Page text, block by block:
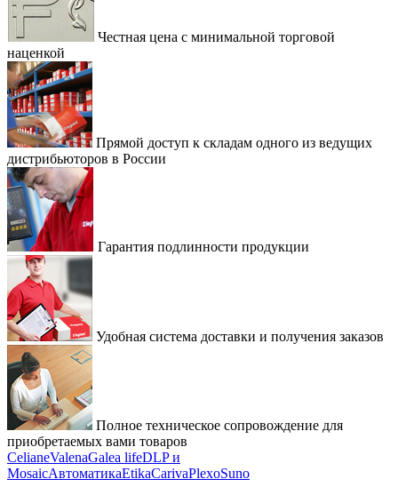
Честная цена с минимальной торговой
наценкой
Прямой доступ к складам одного из ведущих
дистрибьюторов в России
Гарантия подлинности продукции
Удобная система доставки и получения заказов
Полное техническое сопровождение для
приобретаемых вами товаров
CelianeValenaGalea lifeDLP и
MosaicАвтоматикаEtikaCarivaPlexoSuno